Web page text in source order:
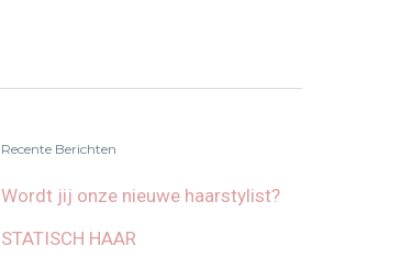
Recente Berichten
Wordt jij onze nieuwe haarstylist?
STATISCH HAAR